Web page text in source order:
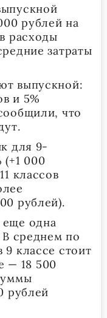
рублей на
расходы
затраты
выпускной:
и 5%
что
для 9-
(+1 000
классов
рублей).
одна
В среднем по
классе стоит
— 18 500
рублей